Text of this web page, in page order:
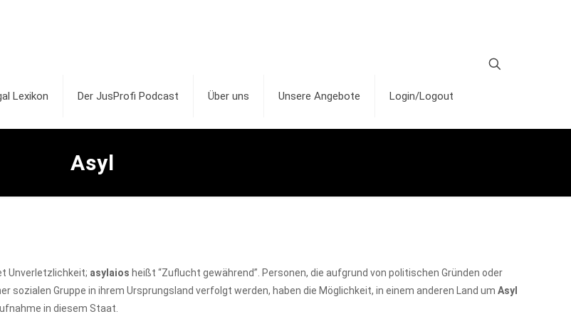
Lexikon Der JusProfi Podcast Über uns Unsere Angebote Login/Logout
Asyl
Unverletzlichkeit; asylaios heißt “Zuflucht gewährend”. Personen, die aufgrund von politischen Gründen oder
sozialen Gruppe in ihrem Ursprungsland verfolgt werden, haben die Möglichkeit, in einem anderen Land umAsyl
in diesem Staat.